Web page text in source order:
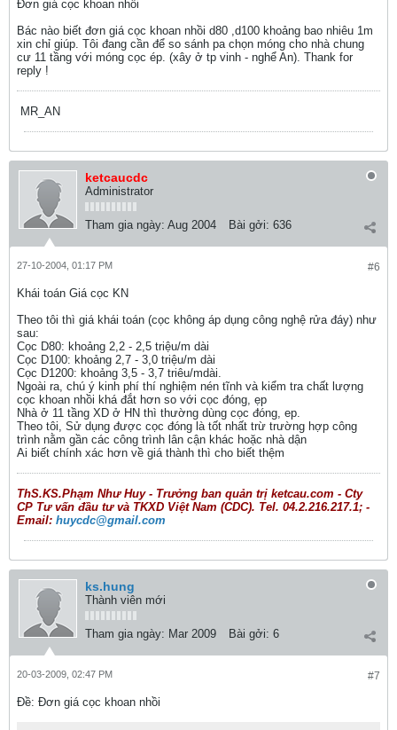
Đơn giá cọc khoan nhồi
Bác nào biết đơn giá cọc khoan nhồi d80 ,d100 khoảng bao nhiêu 1m
xin chỉ giúp. Tôi đang cần để so sánh pa chọn móng cho nhà chung
cư 11 tầng với móng cọc ép. (xây ở tp vinh - nghể An). Thank for
reply !
MR_AN
ketcaucdc
Administrator
Tham gia ngày: Aug 2004 Bài gởi: 636
#6
27-10-2004, 01:17 PM
Khái toán Giá cọc KN
Theo tôi thì giá khái toán (cọc không áp dụng công nghệ rửa đáy) như
sau:
Cọc D80: khoảng 2,2 - 2,5 triệu/m dài
Cọc D100: khoảng 2,7 - 3,0 triệu/m dài
Cọc D1200: khoảng 3,5 - 3,7 triêu/mdài.
Ngoài ra, chú ý kinh phí thí nghiệm nén tĩnh và kiểm tra chất lượng
cọc khoan nhồi khá đắt hơn so với cọc đóng, ẹp
Nhà ở 11 tầng XD ở HN thì thường dùng cọc đóng, ep.
Theo tôi, Sử dụng được cọc đóng là tốt nhất trừ trường hợp công
trình nằm gần các công trình lân cận khác hoặc nhà dận
Ai biết chính xác hơn về giá thành thì cho biết thệm
ThS.KS.Phạm Như Huy - Trưởng ban quản trị ketcau.com - Cty
CP Tư vấn đầu tư và TKXD Việt Nam (CDC). Tel. 04.2.216.217.1; -
Email: huycdc@gmail.com
ks.hung
Thành viên mới
Tham gia ngày: Mar 2009 Bài gởi: 6
#7
20-03-2009, 02:47 PM
Ðề: Đơn giá cọc khoan nhồi